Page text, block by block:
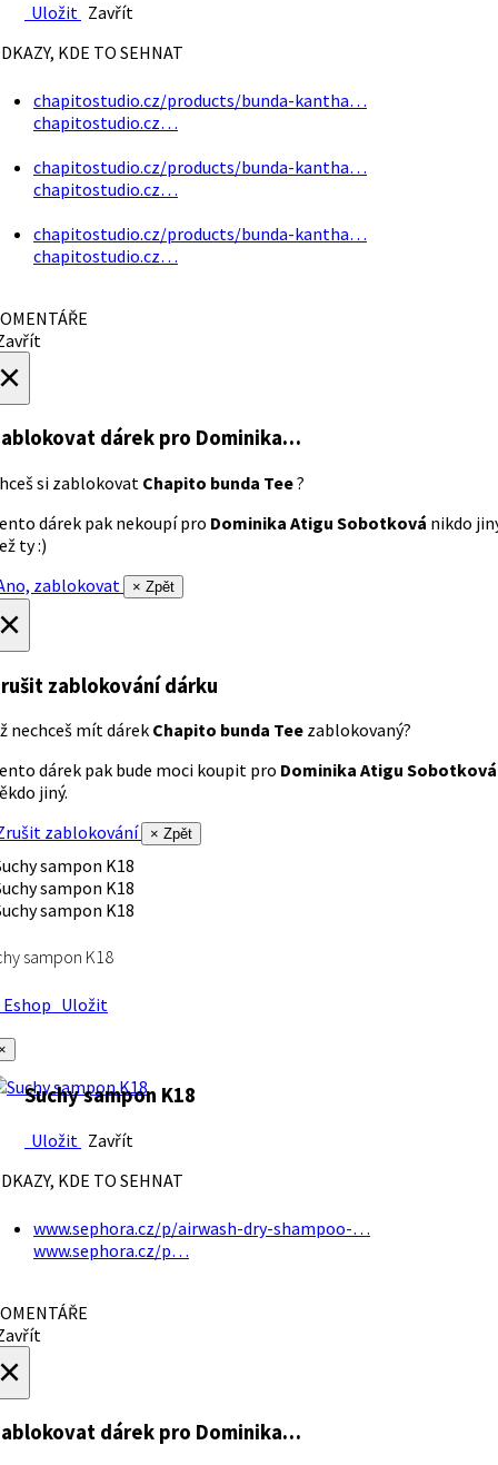
Uložit Zavřít
KDE TO SEHNAT
chapitostudio.cz/products/bunda-kantha…
chapitostudio.cz…
chapitostudio.cz/products/bunda-kantha…
chapitostudio.cz…
chapitostudio.cz/products/bunda-kantha…
chapitostudio.cz…
dárek pro Dominika…
si zablokovat Chapito bunda Tee?
dárek pak nekoupí pro Dominika Atigu Sobotková nikdo
ty :)
zablokovat
× Zpět
zablokování dárku
nechceš mít dárek Chapito bunda Tee zablokovaný?
dárek pak bude moci koupit pro Dominika Atigu Sobotková
jiný.
zablokování
× Zpět
sampon K18
Uložit
Suchy sampon K18
Uložit Zavřít
KDE TO SEHNAT
www.sephora.cz/p/airwash-dry-shampoo-…
www.sephora.cz/p…
dárek pro Dominika…